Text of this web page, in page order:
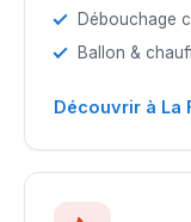
Débouchage
Ballon &
Découvrir à La